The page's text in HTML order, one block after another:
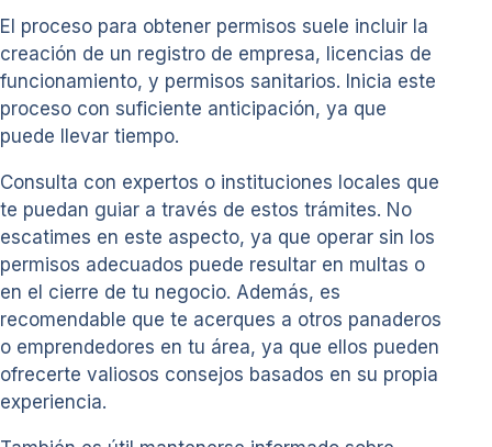
El proceso para obtener permisos suele incluir la
creación de un registro de empresa, licencias de
funcionamiento, y permisos sanitarios. Inicia este
proceso con suficiente anticipación, ya que
puede llevar tiempo.
Consulta con expertos o instituciones locales que
te puedan guiar a través de estos trámites. No
escatimes en este aspecto, ya que operar sin los
permisos adecuados puede resultar en multas o
en el cierre de tu negocio. Además, es
recomendable que te acerques a otros panaderos
o emprendedores en tu área, ya que ellos pueden
ofrecerte valiosos consejos basados en su propia
experiencia.